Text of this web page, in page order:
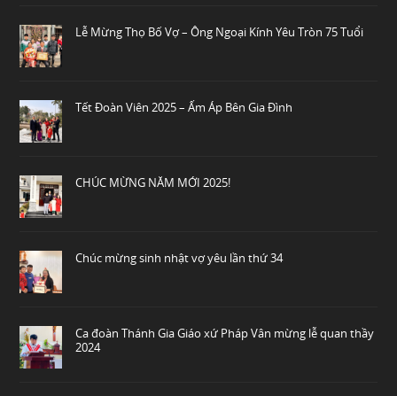
Lễ Mừng Thọ Bố Vợ – Ông Ngoại Kính Yêu Tròn 75 Tuổi
Tết Đoàn Viên 2025 – Ấm Áp Bên Gia Đình
CHÚC MỪNG NĂM MỚI 2025!
Chúc mừng sinh nhật vợ yêu lần thứ 34
Ca đoàn Thánh Gia Giáo xứ Pháp Vân mừng lễ quan thầy
2024